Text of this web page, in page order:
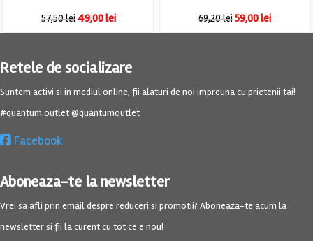
57,50lei 49,00lei 69,20lei59,00lei
Retele de socializare
Suntem activi si in mediul online, fii alaturi de noi impreuna cu prietenii tai!
#quantum.outlet @quantumoutlet
Facebook
Aboneaza-te la newsletter
Vrei sa afli prin email despre reduceri si promotii? Aboneaza-te acum la
newsletter si fii la curent cu tot ce e nou!